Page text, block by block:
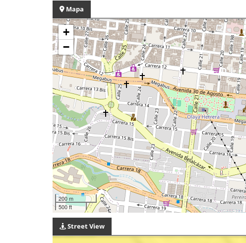
Mapa
+
−
200 m
500 ft
Street View